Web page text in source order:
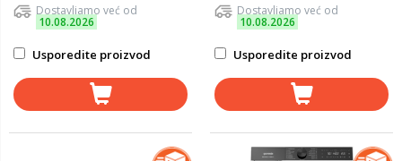
Dostavljamo već od
10.08.2026
Usporedite proizvod
Dostavljamo već od
10.08.2026
Usporedite proizvod